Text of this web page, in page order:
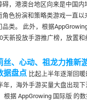
碍，港澳台地区向来是中国内
角色扮演和策略类游戏一直以
品类。 此外，根据
天新投放手游推广榜，放置
丝、心动、祖龙力推新
据盘点 比起上半年逐渐回
年，海外手游买量大盘出现
根据 AppGrowing 国际版 的